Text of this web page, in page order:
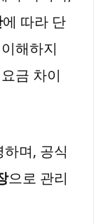
에 따라 단
해하지
금 차이
며, 공식
으로 관리